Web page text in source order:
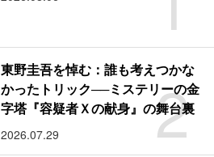
2
東野圭吾を悼む：誰も考えつかな
かったトリック──ミステリーの金
字塔『容疑者Ｘの献身』の舞台裏
2026.07.29